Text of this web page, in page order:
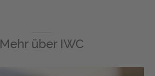
Mehr über IWC